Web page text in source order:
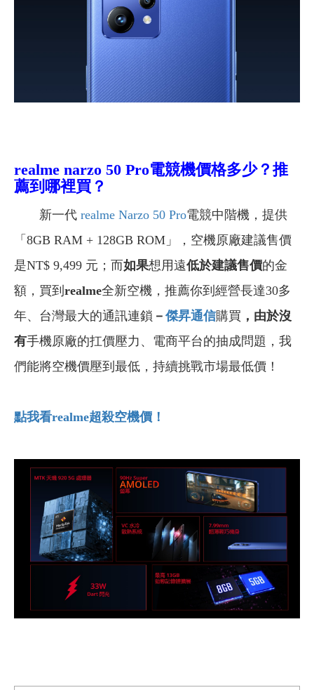
realme narzo 50 Pro電競機價格多少？推
薦到哪裡買？
新一代 realme Narzo 50 Pro電競中階機，提供
「 8GB RAM + 128GB ROM 」，空機原廠建議售價
是NT$ 9,499 元； 而如果想用遠低於建議售價的金
額，買到 realme全新空機，推薦你到經營長達30多
年、台灣最大的通訊連鎖 － 傑昇通信購買 ，由於沒
有手機原廠的扛價壓力、電商平台的抽成問題，我
們能將空機價壓到最低，持續挑戰市場最低價！
點我看realme超殺空機價！